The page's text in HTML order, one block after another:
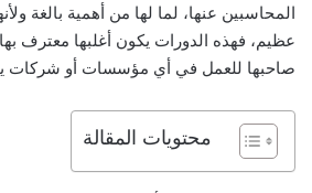
المحاسبين عنها، لما لها من أهمية بالغة
عظيم، فهذه الدورات يكون أغلبها معترف
صاحبها للعمل في أي مؤسسات أو شركات
محتويات المقالة